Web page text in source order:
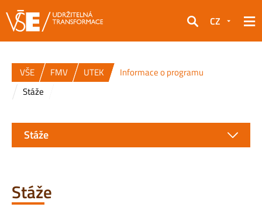
Hledat
CZ
VŠE FMV UTEK
Informace o programu
Stáže
Stáže
Stáže